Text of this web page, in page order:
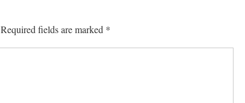
Required fields are marked *